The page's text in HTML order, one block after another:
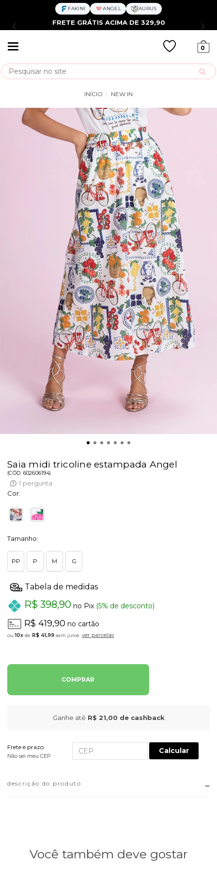
FAKINI ANGEL AURUS
FRETE GRÁTIS ACIMA DE 329,90
0
Busca
INÍCIO NEW IN
Saia midi tricoline estampada Angel
(CÓD. 602606194)
1 pergunta
Cor:
Tamanho:
PP P M G
R$ 398,90 no Pix (5% de desconto)
R$ 419,90 no cartão
10x de R$ 41,99 sem juros ver parcelas
COMPRAR
Ganhe até R$ 21,00 de cashback
Frete e prazo:
Não sei meu CEP
Calcular
descrição do produto
Você também deve gostar